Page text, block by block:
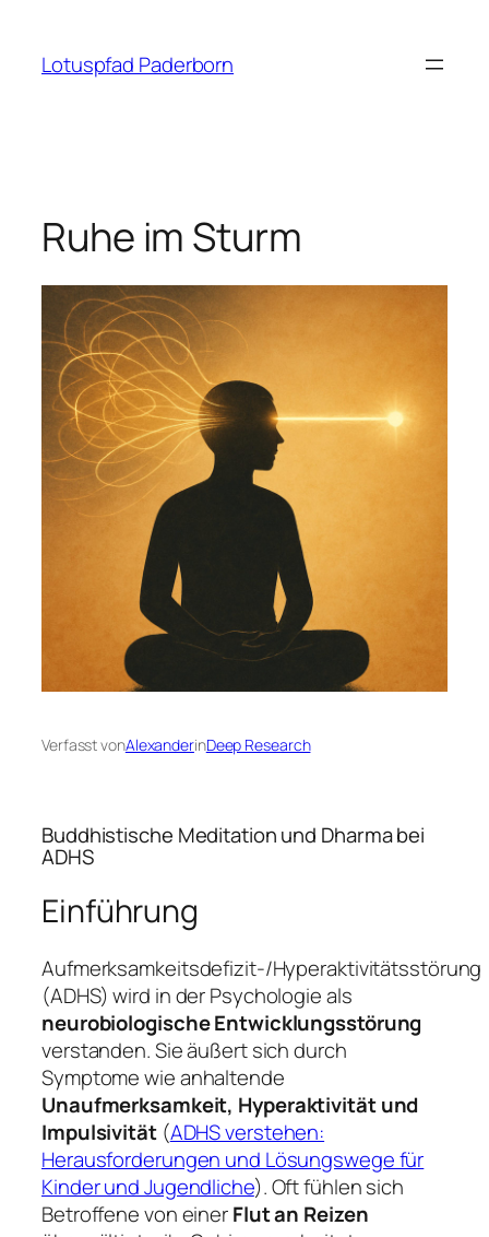
springen
Lotuspfad Paderborn
Ruhe im Sturm
Verfasst vonAlexanderinDeep Research
Buddhistische Meditation und Dharma bei
ADHS
Einführung
Aufmerksamkeitsdefizit-/Hyperaktivitätsstörung
(ADHS) wird in der Psychologie als
neurobiologische Entwicklungsstörung
verstanden. Sie äußert sich durch
Symptome wie anhaltende
Unaufmerksamkeit, Hyperaktivität und
Impulsivität(ADHS verstehen:
Herausforderungen und Lösungswege für
Kinder und Jugendliche). Oft fühlen sich
Betroffene von einerFlut an Reizen